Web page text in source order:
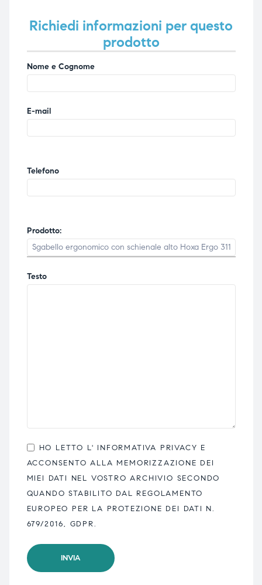
Richiedi informazioni per questo
prodotto
Nome e Cognome
E-mail
Telefono
Prodotto:
Testo
HO LETTO L' INFORMATIVA PRIVACY E
ACCONSENTO ALLA MEMORIZZAZIONE DEI
MIEI DATI NEL VOSTRO ARCHIVIO SECONDO
QUANDO STABILITO DAL REGOLAMENTO
EUROPEO PER LA PROTEZIONE DEI DATI N.
679/2016, GDPR.